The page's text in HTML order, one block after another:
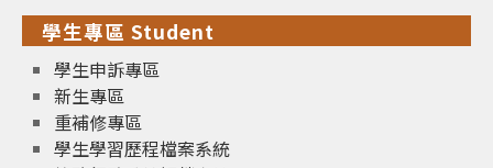
學生專區 Student
學生申訴專區
新生專區
重補修專區
學生學習歷程檔案系統